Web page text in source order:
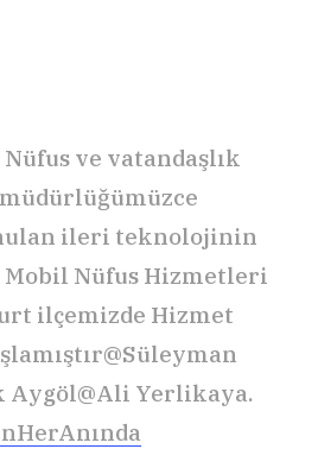
Nüfus ve vatandaşlık
ileri teknolojinin
Mobil Nüfus Hizmetleri
ilçemizde Hizmet
Aygöl@Ali Yerlikaya.